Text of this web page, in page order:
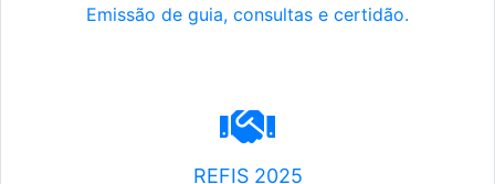
Emissão de guia, consultas e certidão.
REFIS 2025